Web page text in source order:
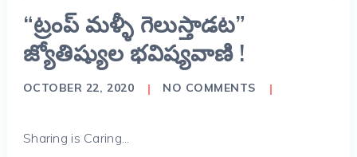
“ట్రంప్ మళ్ళీ గెలుస్తాడట”
జ్యోతిష్యుల భవిష్యవాణి !
OCTOBER 22, 2020 NO COMMENTS
Sharing is Caring...